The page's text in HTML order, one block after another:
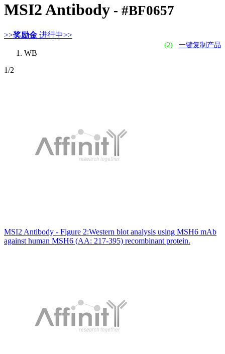
MSI2 Antibody - #BF0657
>>奖励金 进行中>>
(2) 一键复制产品
WB
1/2
MSI2 Antibody - Figure 2:Western blot analysis using MSH6 mAb
against human MSH6 (AA: 217-395) recombinant protein.